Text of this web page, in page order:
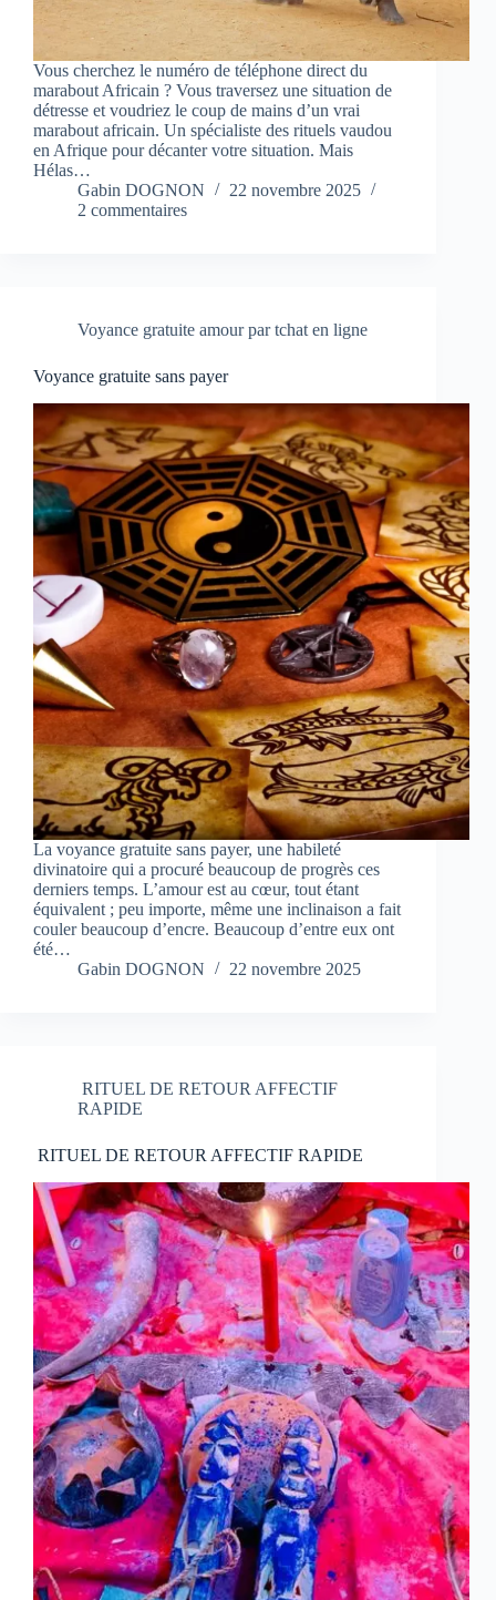
Vous cherchez le numéro de téléphone direct du
marabout Africain ? Vous traversez une situation de
détresse et voudriez le coup de mains d’un vrai
marabout africain. Un spécialiste des rituels vaudou
en Afrique pour décanter votre situation. Mais
Hélas…
Gabin DOGNON
22 novembre 2025
2 commentaires
Voyance gratuite amour par tchat en ligne
Voyance gratuite sans payer
La voyance gratuite sans payer, une habileté
divinatoire qui a procuré beaucoup de progrès ces
derniers temps. L’amour est au cœur, tout étant
équivalent ; peu importe, même une inclinaison a fait
couler beaucoup d’encre. Beaucoup d’entre eux ont
été…
Gabin DOGNON
22 novembre 2025
RITUEL DE RETOUR AFFECTIF
RAPIDE
RITUEL DE RETOUR AFFECTIF RAPIDE